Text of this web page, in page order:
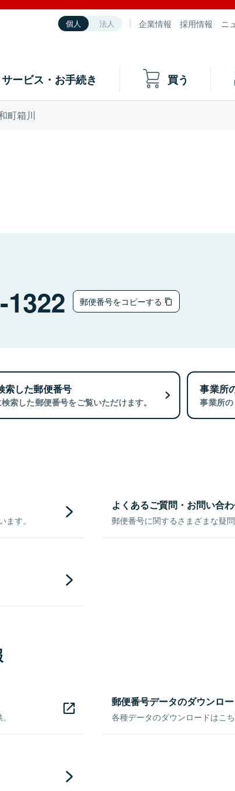
個人 法人 企業情報 採用情報 ニ
サービス・お手続き 買う
町箱川
1322 郵便番号をコピーする
索した郵便番号
索した郵便番号をご覧いただけます。
事業所
事業所の
す。
よくあるご質問・お問い合
郵便番号に関するさまざまな疑問
郵便番号データのダウンロ
各種データのダウンロードはこ